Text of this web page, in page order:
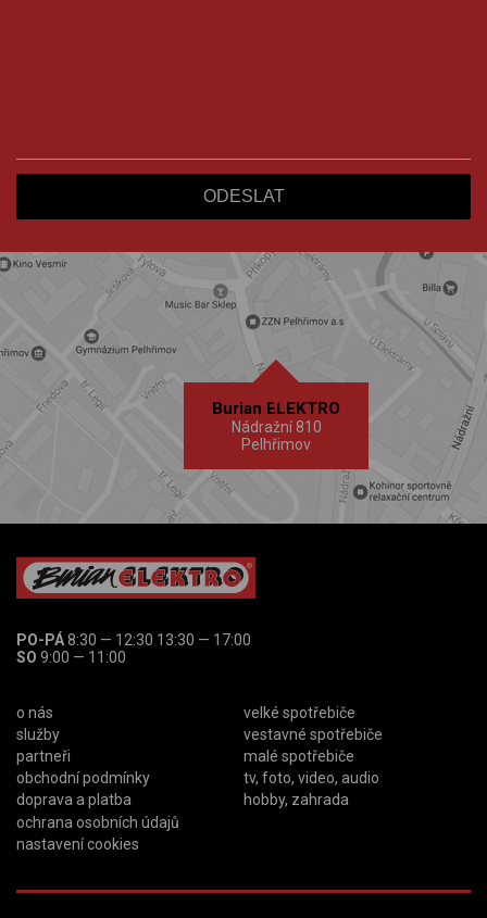
Burian ELEKTRO
Nádražní 810
Pelhřimov
PO-PÁ8:30 — 12:30 13:30 — 17:00
SO 9:00 — 11:00
o nás
služby
partneři
obchodní podmínky
doprava a platba
ochrana osobních údajů
nastavení cookies
velké spotřebiče
vestavné spotřebiče
malé spotřebiče
tv, foto, video, audio
hobby, zahrada